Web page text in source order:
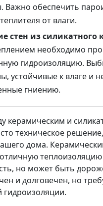
Важно обеспечить
от влаги.
стен из силикатного
необходимо
гидроизоляцию.
устойчивые к влаге и
гниению.
керамическим и
техническое
дома.
но может быть
и долговечен, но